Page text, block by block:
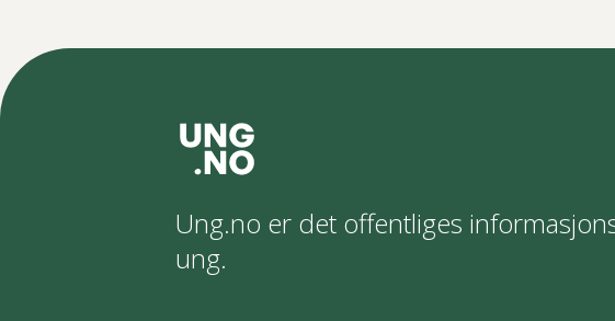
Ung.no er det offentliges
ung.